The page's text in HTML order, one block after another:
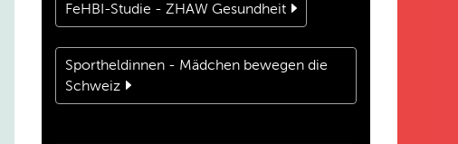
FeHBI-Studie - ZHAW Gesundheit
Sportheldinnen - Mädchen bewegen die
Schweiz